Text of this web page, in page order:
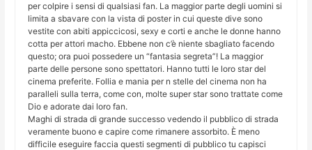
per colpire i sensi di qualsiasi fan. La maggior parte degli uomini si
limita a sbavare con la vista di poster in cui queste dive sono
vestite con abiti appiccicosi, sexy e corti e anche le donne hanno
cotta per attori macho. Ebbene non c’è niente sbagliato facendo
questo; ora puoi possedere un “fantasia segreta”! La maggior
parte delle persone sono spettatori. Hanno tutti le loro star del
cinema preferite. Follia e mania per n stelle del cinema non ha
paralleli sulla terra, come con, molte super star sono trattate come
Dio e adorate dai loro fan.
Maghi di strada di grande successo vedendo il pubblico di strada
veramente buono e capire come rimanere assorbito. È meno
difficile eseguire faccia questi segmenti di pubblico tu capisci